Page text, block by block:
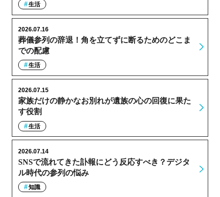
生活
葬儀参列の辞退！角を立てずに断るためのどこま
での配慮
2026.07.16
生活
家族だけの静かなお別れが遺族の心の回復に果た
す役割
2026.07.15
生活
SNSで流れてきた訃報にどう反応すべき？デジタ
ル時代の参列の悩み
2026.07.14
知識